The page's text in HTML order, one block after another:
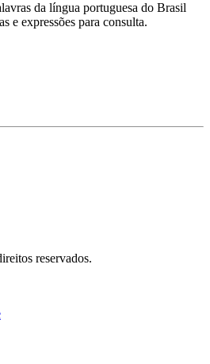
da língua portuguesa do Brasil
e expressões para consulta.
reservados.